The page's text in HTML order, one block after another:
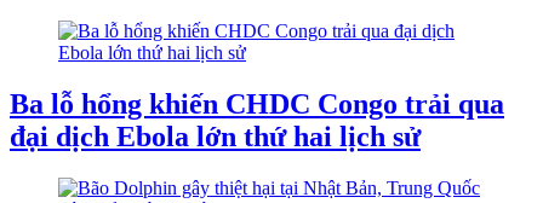
Ba lỗ hổng khiến CHDC Congo trải qua
đại dịch Ebola lớn thứ hai lịch sử